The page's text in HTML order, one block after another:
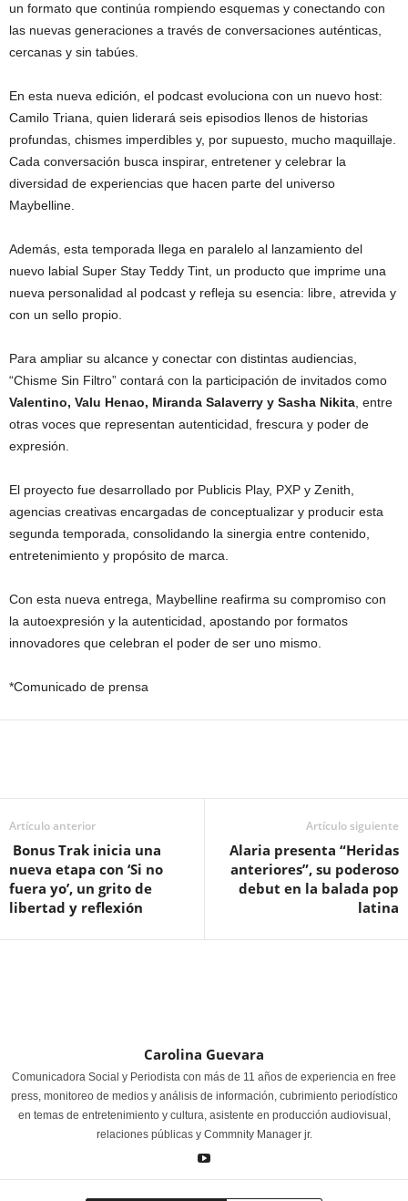
un formato que continúa rompiendo esquemas y conectando con
las nuevas generaciones a través de conversaciones auténticas,
cercanas y sin tabúes.
En esta nueva edición, el podcast evoluciona con un nuevo host:
Camilo Triana, quien liderará seis episodios llenos de historias
profundas, chismes imperdibles y, por supuesto, mucho maquillaje.
Cada conversación busca inspirar, entretener y celebrar la
diversidad de experiencias que hacen parte del universo
Maybelline.
Además, esta temporada llega en paralelo al lanzamiento del
nuevo labial Super Stay Teddy Tint, un producto que imprime una
nueva personalidad al podcast y refleja su esencia: libre, atrevida y
con un sello propio.
Para ampliar su alcance y conectar con distintas audiencias,
“Chisme Sin Filtro” contará con la participación de invitados como
Valentino, Valu Henao, Miranda Salaverry y Sasha Nikita, entre
otras voces que representan autenticidad, frescura y poder de
expresión.
El proyecto fue desarrollado por Publicis Play, PXP y Zenith,
agencias creativas encargadas de conceptualizar y producir esta
segunda temporada, consolidando la sinergia entre contenido,
entretenimiento y propósito de marca.
Con esta nueva entrega, Maybelline reafirma su compromiso con
la autoexpresión y la autenticidad, apostando por formatos
innovadores que celebran el poder de ser uno mismo.
*Comunicado de prensa
Artículo anterior
Bonus Trak inicia una
nueva etapa con ‘Si no
fuera yo’, un grito de
libertad y reflexión
Artículo siguiente
Alaria presenta “Heridas
anteriores”, su poderoso
debut en la balada pop
latina
Carolina Guevara
Comunicadora Social y Periodista con más de 11 años de experiencia en free
press, monitoreo de medios y análisis de información, cubrimiento periodístico
en temas de entretenimiento y cultura, asistente en producción audiovisual,
relaciones públicas y Commnity Manager jr.